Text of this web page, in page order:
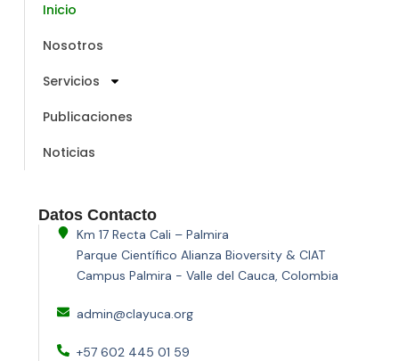
Inicio
Nosotros
Servicios
Publicaciones
Noticias
Datos Contacto
Km 17 Recta Cali – Palmira
Parque Científico Alianza Bioversity & CIAT
Campus Palmira - Valle del Cauca, Colombia
admin@clayuca.org
+57 602 445 01 59